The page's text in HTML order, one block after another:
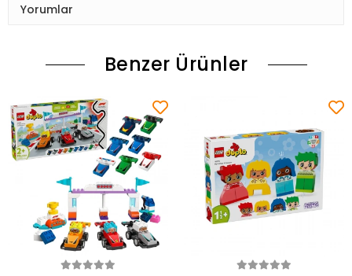
Yorumlar
Benzer Ürünler